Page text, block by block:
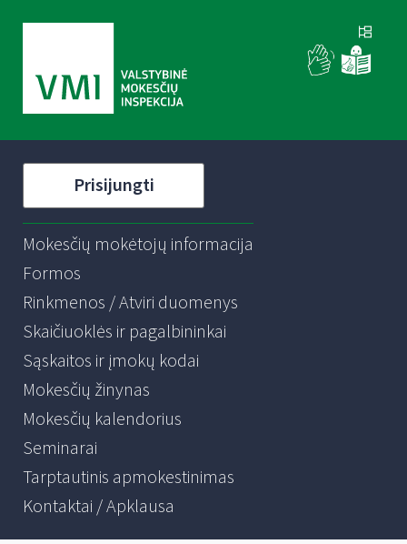
Prisijungti
Mokesčių mokėtojų informacija
Formos
Rinkmenos / Atviri duomenys
Skaičiuoklės ir pagalbininkai
Sąskaitos ir įmokų kodai
Mokesčių žinynas
Mokesčių kalendorius
Seminarai
Tarptautinis apmokestinimas
Kontaktai / Apklausa